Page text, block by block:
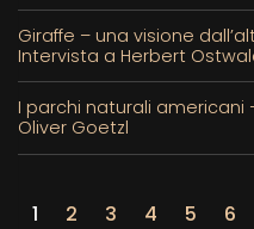
Giraffe – una visione
Intervista a Herbert
I parchi naturali americani
Oliver Goetzl
1 2 3 4 5 6